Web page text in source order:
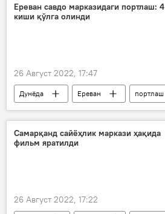
Ереван савдо марказидаги портлаш: 4
киши қўлга олинди
26 Август 2022, 17:47
Дунёда Ереван портлаш
Самарқанд сайёҳлик маркази ҳақида
фильм яратилди
26 Август 2022, 17:22